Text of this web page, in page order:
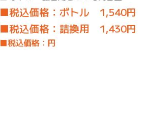
■税込価格：ボトル 1,540円
■税込価格：詰換用 1,430円
■税込価格：円